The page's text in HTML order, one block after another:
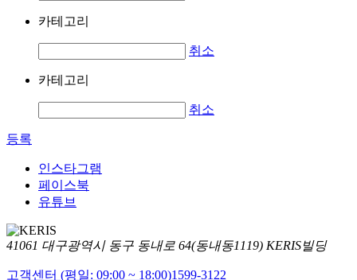
카테고리
취소
카테고리
취소
등록
인스타그램
페이스북
유튜브
41061 대구광역시 동구 동내로 64(동내동1119) KERIS빌딩
고객센터 (평일: 09:00 ~ 18:00)1599-3122